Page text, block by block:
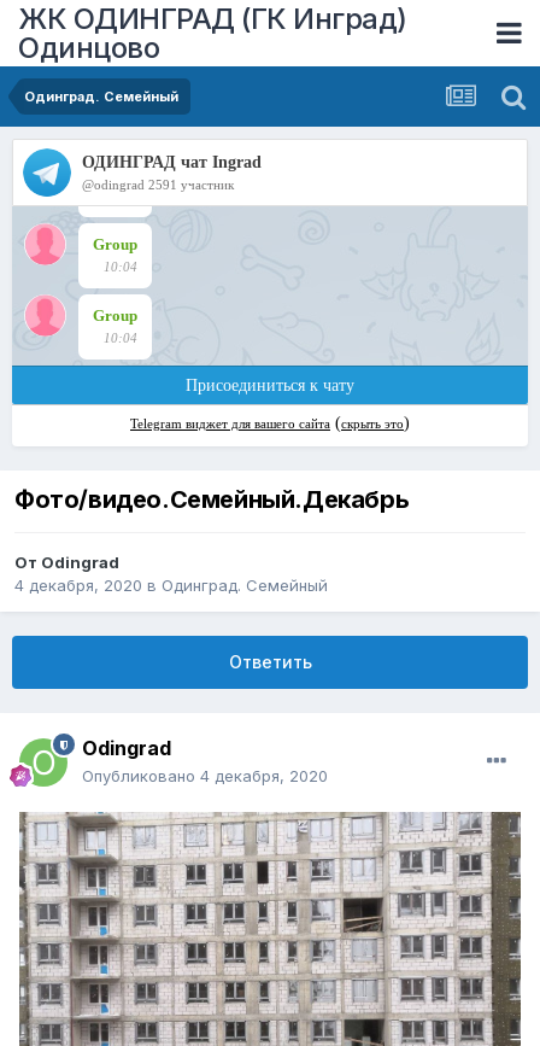
ЖК ОДИНГРАД (ГК Инград)
Одинцово
Одинград. Семейный
Фото/видео.Семейный.Декабрь
От Odingrad
4 декабря, 2020 в Одинград. Семейный
Ответить
Odingrad
Опубликовано 4 декабря, 2020